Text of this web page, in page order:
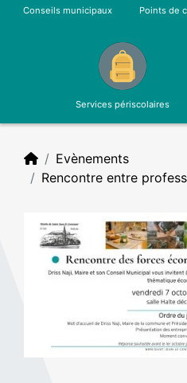
Conseils municipaux Points de
Services périscolaires
Evènements
Rencontre entre